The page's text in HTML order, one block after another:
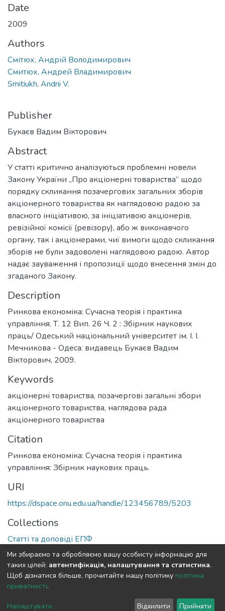
Date
2009
Authors
Смітюх, Андрій Володимирович
Смитюх, Андрей Владимирович
Smitiukh, Andrii V.
Publisher
Букаєв Вадим Вікторович
Abstract
У статті критично аналізуються проблемні новели
Закону України „Про акціонерні товариства” щодо
порядку скликання позачергових загальних зборів
акціонерного товариства як наглядовою радою за
власного ініціативою, за ініціативою акціонерів,
ревізійної комісії (ревізору), або ж виконавчого
органу, так і акціонерами, чиї вимоги щодо скликання
зборів не були задоволені наглядовою радою. Автор
надає зауваження і пропозиції щодо внесення змін до
згаданого Закону.
Description
Ринкова економіка: Сучасна теорія і практика
управління. Т. 12 Вип. 26 Ч. 2 : Збірник наукових
праць/ Одеський національний університет ім. І. І.
Мечникова - Одеса: видавець Букаєв Вадим
Вікторович, 2009.
Keywords
акціонерні товариства, позачергові загальні збори
акціонерного товариства, наглядова рада
акціонерного товариства
Citation
Ринкова економіка: Сучасна теорія і практика
управління: Збірник наукових праць.
URI
https://dspace.onu.edu.ua/handle/123456789/5203
Collections
Статті та доповіді ЕПФ
Full item page
Cookie
End User
Send
Ми збираємо та обробляємо вашу особисту інформацію для
таких цілей: автентифікація, налаштування та статистика.
Щоб дізнатися більше, прочитайте нашу політику політика
приватності.
Налаштувати Відхилити Прийняти